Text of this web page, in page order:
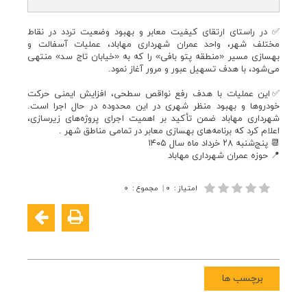
✅ در راستای ارتقای کیفیت معابر و بهبود وضعیت تردد در نقاط
مختلف شهر، واحد عمران شهرداری مهاباد، عملیات آسفالت و
بهسازی مسیر «منطقه پتو بافی» را که به «خیابان تاج سد» منتهی
می‌شود، با هدف تسهیل عبور و مرور آغاز نمود.
✅این عملیات با هدف رفع نواقص سطحی، افزایش ایمنی حرکت
خودروها و بهبود منظر شهری در این محدوده در حال اجرا است.
شهرداری مهاباد ضمن تأکید بر اهمیت اجرای پروژه‌های زیرسازی،
اعلام کرد که برنامه‌های بهسازی معابر در تمامی مناطق شهر .
📆 پنج‌شنبه ۲۸ خرداد ماه سال ۱۴۰۵
📍 حوزه عمران شهرداری مهاباد
امتیاز : ۰ | مجموع : ۰
برچسب ها